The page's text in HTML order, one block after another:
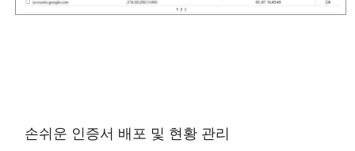
손쉬운 인증서 배포 및 현황 관리